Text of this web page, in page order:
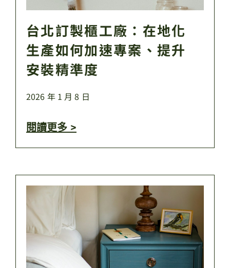
台北訂製櫃工廠：在地化
生產如何加速專案、提升
安裝精準度
2026 年 1 月 8 日
閱讀更多 >